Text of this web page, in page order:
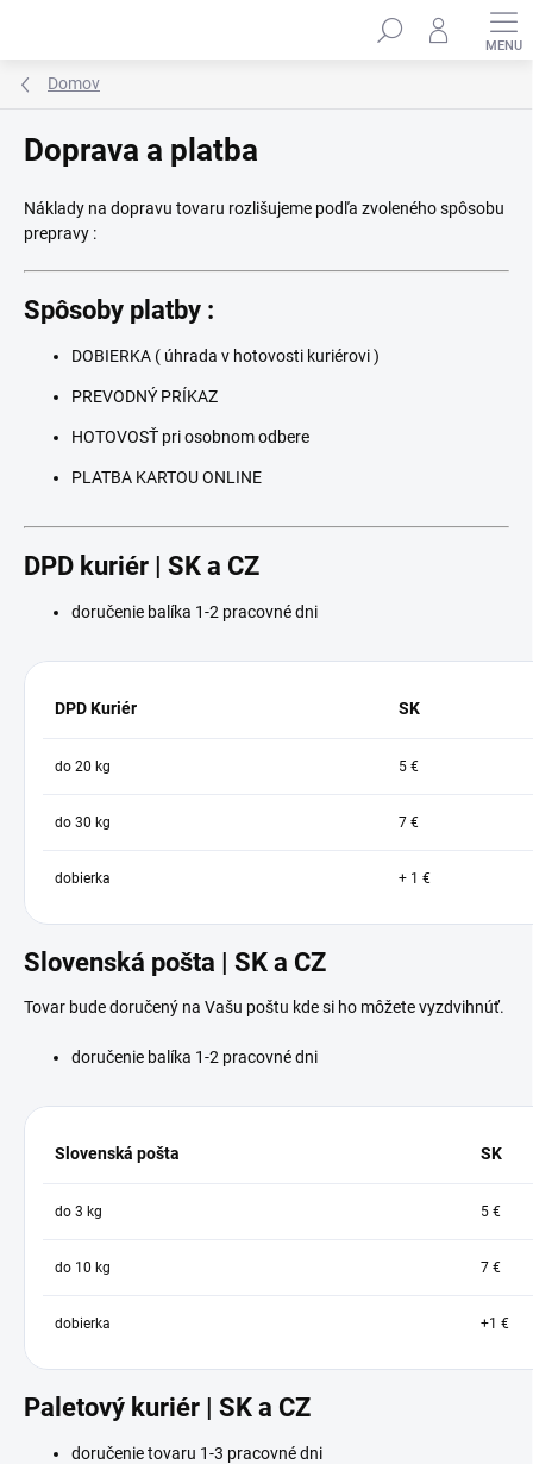
Hľadať
Domov
Doprava a platba
Náklady na dopravu tovaru rozlišujeme podľa zvoleného spôsobu
prepravy :
Spôsoby platby :
DOBIERKA ( úhrada v hotovosti kuriérovi )
PREVODNÝ PRÍKAZ
HOTOVOSŤ pri osobnom odbere
PLATBA KARTOU ONLINE
DPD kuriér | SK a CZ
doručenie balíka 1-2 pracovné dni
DPD Kuriér SK
do 20 kg 5 €
do 30 kg 7 €
dobierka + 1 €
Slovenská pošta | SK a CZ
Tovar bude doručený na Vašu poštu kde si ho môžete vyzdvihnúť.
doručenie balíka 1-2 pracovné dni
Slovenská pošta SK
do 3 kg 5 €
do 10 kg 7 €
dobierka +1 €
Paletový kuriér | SK a CZ
doručenie tovaru 1-3 pracovné dni